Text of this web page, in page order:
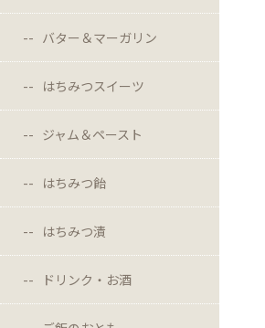
バター＆マーガリン
はちみつスイーツ
ジャム＆ペースト
はちみつ飴
はちみつ漬
ドリンク・お酒